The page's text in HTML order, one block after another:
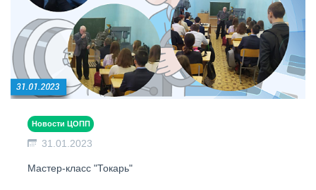
Новости ЦОПП
31.01.2023
Мастер-класс "Токарь"